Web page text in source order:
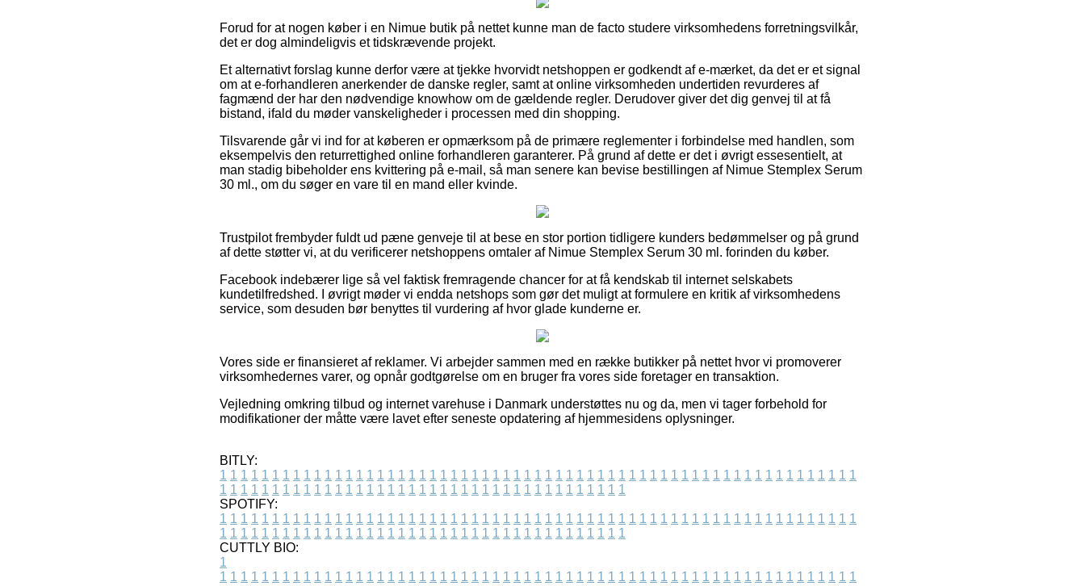
Forud for at nogen køber i en Nimue butik på nettet kunne man de facto studere virksomhedens forretningsvilkår,
det er dog almindeligvis et tidskrævende projekt.
Et alternativt forslag kunne derfor være at tjekke hvorvidt netshoppen er godkendt af e-mærket, da det er et signal
om at e-forhandleren anerkender de danske regler, samt at online virksomheden undertiden revurderes af
fagmænd der har den nødvendige knowhow om de gældende regler. Derudover giver det dig genvej til at få
bistand, ifald du møder vanskeligheder i processen med din shopping.
Tilsvarende går vi ind for at køberen er opmærksom på de primære reglementer i forbindelse med handlen, som
eksempelvis den returrettighed online forhandleren garanterer. På grund af dette er det i øvrigt essesentielt, at
man stadig bibeholder ens kvittering på e-mail, så man senere kan bevise bestillingen af Nimue Stemplex Serum
30 ml., om du søger en vare til en mand eller kvinde.
Trustpilot frembyder fuldt ud pæne genveje til at bese en stor portion tidligere kunders bedømmelser og på grund
af dette støtter vi, at du verificerer netshoppens omtaler af Nimue Stemplex Serum 30 ml. forinden du køber.
Facebook indebærer lige så vel faktisk fremragende chancer for at få kendskab til internet selskabets
kundetilfredshed. I øvrigt møder vi endda netshops som gør det muligt at formulere en kritik af virksomhedens
service, som desuden bør benyttes til vurdering af hvor glade kunderne er.
Vores side er finansieret af reklamer. Vi arbejder sammen med en række butikker på nettet hvor vi promoverer
virksomhedernes varer, og opnår godtgørelse om en bruger fra vores side foretager en transaktion.
Vejledning omkring tilbud og internet varehuse i Danmark understøttes nu og da, men vi tager forbehold for
modifikationer der måtte være lavet efter seneste opdatering af hjemmesidens oplysninger.
BITLY:
1 1 1 1 1 1 1 1 1 1 1 1 1 1 1 1 1 1 1 1 1 1 1 1 1 1 1 1 1 1 1 1 1 1 1 1 1 1 1 1 1 1 1 1 1 1 1 1 1 1 1 1 1 1 1 1 1 1 1 1 1
1 1 1 1 1 1 1 1 1 1 1 1 1 1 1 1 1 1 1 1 1 1 1 1 1 1 1 1 1 1 1 1 1 1 1 1 1 1 1
SPOTIFY:
1 1 1 1 1 1 1 1 1 1 1 1 1 1 1 1 1 1 1 1 1 1 1 1 1 1 1 1 1 1 1 1 1 1 1 1 1 1 1 1 1 1 1 1 1 1 1 1 1 1 1 1 1 1 1 1 1 1 1 1 1
1 1 1 1 1 1 1 1 1 1 1 1 1 1 1 1 1 1 1 1 1 1 1 1 1 1 1 1 1 1 1 1 1 1 1 1 1 1 1
CUTTLY BIO:
1
1 1 1 1 1 1 1 1 1 1 1 1 1 1 1 1 1 1 1 1 1 1 1 1 1 1 1 1 1 1 1 1 1 1 1 1 1 1 1 1 1 1 1 1 1 1 1 1 1 1 1 1 1 1 1 1 1 1 1 1 1